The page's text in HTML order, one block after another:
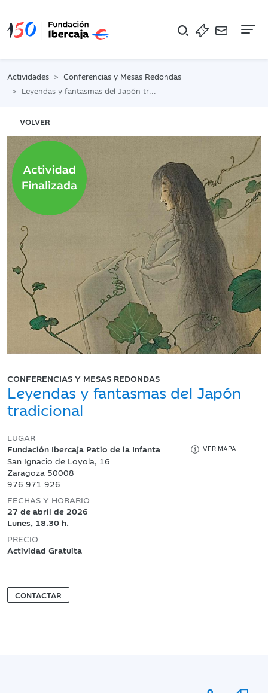
Actividades
Conferencias y Mesas Redondas
Leyendas y fantasmas del Japón tradicional
VOLVER
CONFERENCIAS Y MESAS REDONDAS
Leyendas y fantasmas del Japón
tradicional
LUGAR
Fundación Ibercaja Patio de la Infanta
VER MAPA
San Ignacio de Loyola, 16
Zaragoza 50008
976 971 926
FECHAS Y HORARIO
27 de abril de 2026
Lunes, 18.30 h.
PRECIO
Actividad Gratuita
CONTACTAR